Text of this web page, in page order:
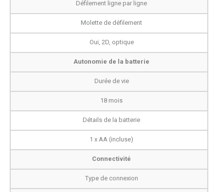
Défilement ligne par ligne
Molette de défilement
Oui, 2D, optique
Autonomie de la batterie
Durée de vie
18 mois
Détails de la batterie
1 x AA (incluse)
Connectivité
Type de connexion